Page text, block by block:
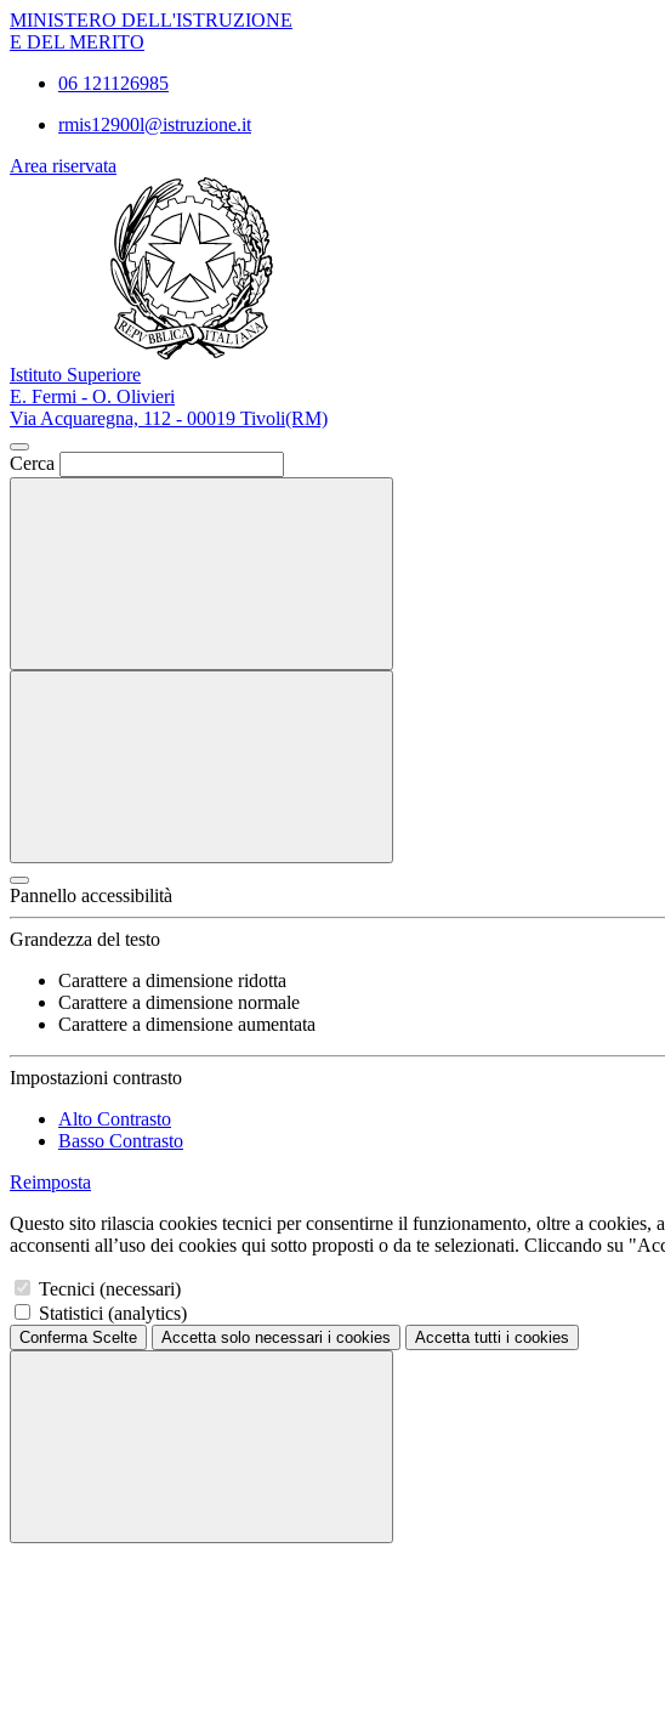
MINISTERO DELL'ISTRUZIONE
E DEL MERITO
06 121126985
rmis12900l@istruzione.it
Area riservata
Istituto Superiore
E. Fermi - O. Olivieri
Via Acquaregna, 112 - 00019 Tivoli(RM)
Cerca
Pannello accessibilità
Grandezza del testo
Carattere a dimensione ridotta
Carattere a dimensione normale
Carattere a dimensione aumentata
Impostazioni contrasto
Alto Contrasto
Basso Contrasto
Reimposta
Questo sito rilascia cookies tecnici per consentirne il funzionamento, oltre a
acconsenti all’uso dei cookies qui sotto proposti o da te selezionati. Cliccando su
Tecnici (necessari)
Statistici (analytics)
Conferma Scelte Accetta solo necessari i cookies Accetta tutti i cookies